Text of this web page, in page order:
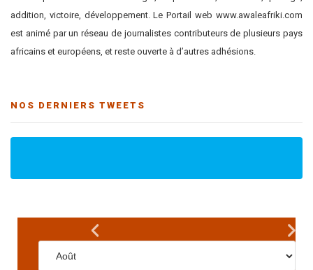
addition, victoire, développement. Le Portail web www.awaleafriki.com
est animé par un réseau de journalistes contributeurs de plusieurs pays
africains et européens, et reste ouverte à d’autres adhésions.
NOS DERNIERS TWEETS